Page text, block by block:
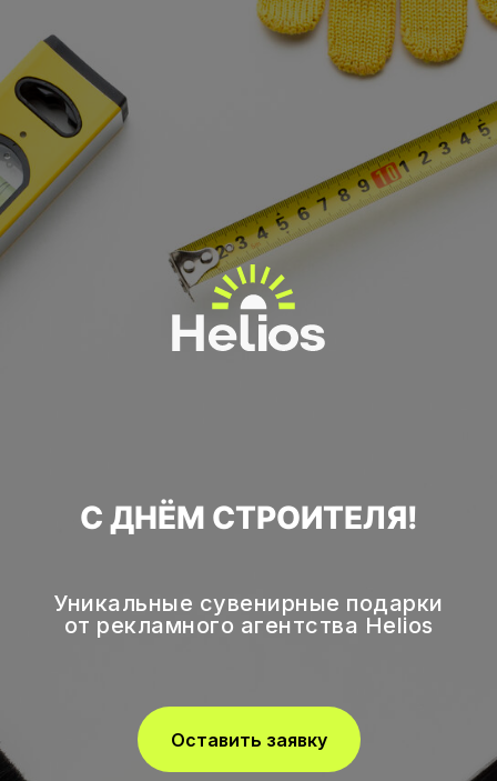
С ДНЁМ СТРОИТЕЛЯ!
Уникальные сувенирные подарки
от рекламного агентства Helios
Оставить заявку